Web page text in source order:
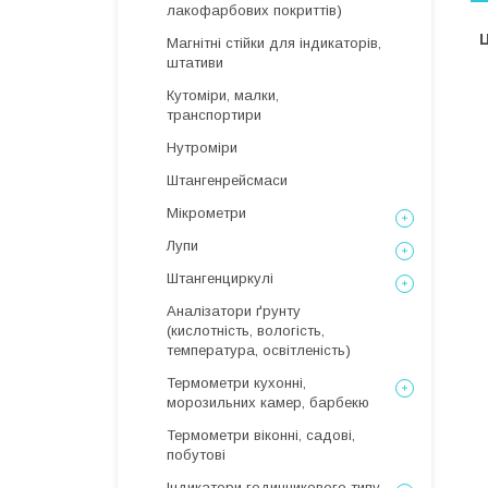
лакофарбових покриттів)
Магнітні стійки для індикаторів,
штативи
Кутоміри, малки,
транспортири
Нутроміри
Штангенрейсмаси
Мікрометри
Лупи
Штангенциркулі
Аналізатори ґрунту
(кислотність, вологість,
температура, освітленість)
Термометри кухонні,
морозильних камер, барбекю
Термометри віконні, садові,
побутові